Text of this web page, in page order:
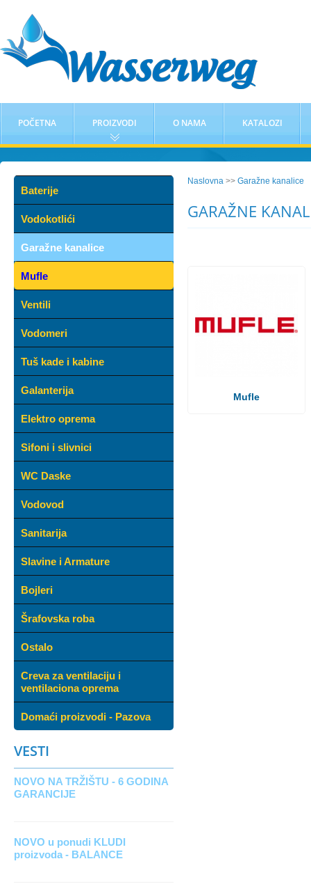
POČETNA PROIZVODI O NAMA KATALOZI
Baterije
Vodokotlići
Garažne kanalice
Mufle
Ventili
Vodomeri
Tuš kade i kabine
Galanterija
Elektro oprema
Sifoni i slivnici
WC Daske
Vodovod
Sanitarija
Slavine i Armature
Bojleri
Šrafovska roba
Ostalo
Creva za ventilaciju i
ventilaciona oprema
Domaći proizvodi - Pazova
VESTI
NOVO NA TRŽIŠTU - 6 GODINA
GARANCIJE
NOVO u ponudi KLUDI
proizvoda - BALANCE
Naslovna >> Garažne kanalice
GARAŽNE
Mufle